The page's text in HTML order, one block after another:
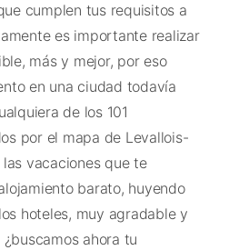
cumplen tus requisitos a
es importante realizar
más y mejor, por eso
en una ciudad todavía
de los 101
por el mapa de Levallois-
vacaciones que te
barato, huyendo
hoteles, muy agradable y
ahora tu